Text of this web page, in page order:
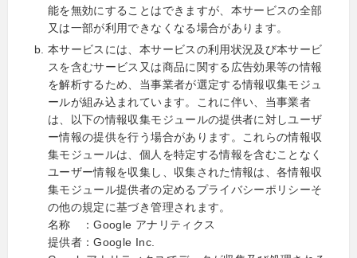
能を無効にすることはできますが、本サービスの全部
又は一部が利用できなくなる場合があります。
本サービスには、本サービスの利用状況及び本サービ
スを含むサービス又は商品に関する広告効果等の情報
を解析するため、当事業者が選定する情報収集モジュ
ールが組み込まれています。これに伴い、当事業者
は、以下の情報収集モジュールの提供者に対しユーザ
ー情報の提供を行う場合があります。これらの情報収
集モジュールは、個人を特定する情報を含むことなく
ユーザー情報を収集し、収集された情報は、各情報収
集モジュール提供者の定めるプライバシーポリシーそ
の他の規定に基づき管理されます。
名称 ：Google アナリティクス
提供者：Google Inc.